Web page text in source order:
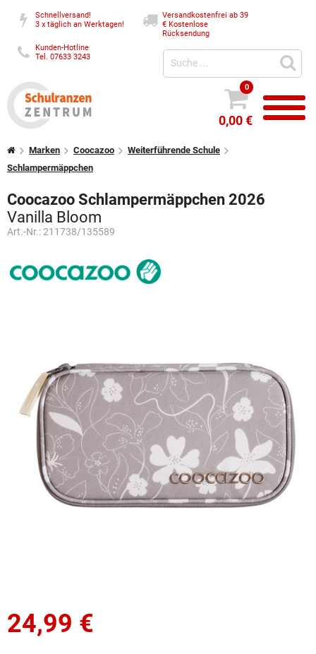
Schnellversand!
3 x täglich an Werktagen!
Versandkostenfrei ab 39
€Kostenlose
Rücksendung
Kunden-Hotline
Tel. 07633 3243
0
0,00 €
Marken Coocazoo
Weiterführende Schule
Schlampermäppchen
Coocazoo Schlampermäppchen 2026
Vanilla Bloom
Art.-Nr.:211738/135589
24,99 €